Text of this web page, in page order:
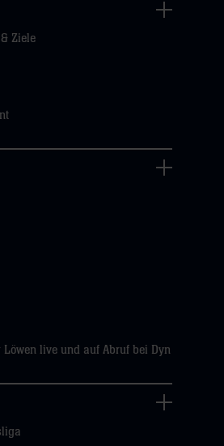
Ziele
Löwen live und auf Abruf bei Dyn